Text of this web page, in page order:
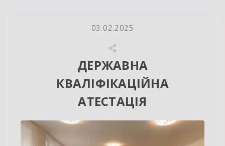
03.02.2025
ДЕРЖАВНА
КВАЛІФІКАЦІЙНА
АТЕСТАЦІЯ